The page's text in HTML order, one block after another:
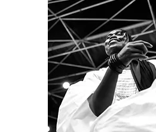
EN SAVOIR PLUS